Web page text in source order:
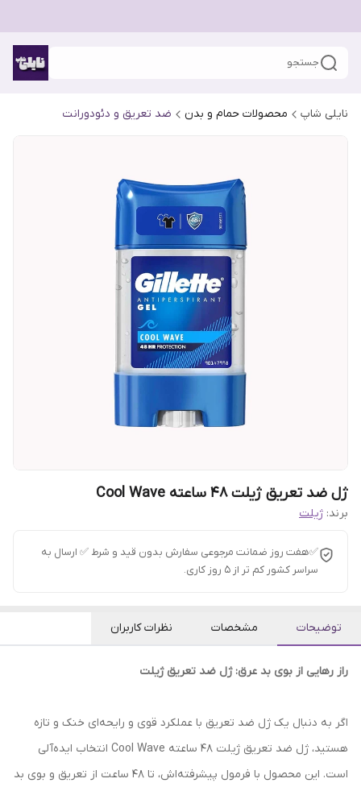
جستجو
نایلی شاپ محصولات حمام و بدن ضد تعریق و دئودورانت
ژل ضد تعریق ژیلت 48 ساعته Cool Wave
برند: ژیلت
✅هفت روز ضمانت مرجوعی سفارش بدون قید و شرط ✅ ارسال به
سراسر کشور کم تر از 5 روز کاری.
توضیحات مشخصات نظرات کاربران
راز رهایی از بوی بد عرق: ژل ضد تعریق ژیلت
اگر به دنبال یک ژل ضد تعریق با عملکرد قوی و رایحه‌ای خنک و تازه
هستید، ژل ضد تعریق ژیلت 48 ساعته Cool Wave انتخاب ایده‌آلی
است. این محصول با فرمول پیشرفته‌اش، تا 48 ساعت از تعریق و بوی بد